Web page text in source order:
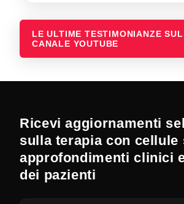
LE ULTIME TESTIMONIANZE
CANALE YOUTUBE
Ricevi aggiornamenti
sulla terapia con cellule
approfondimenti clinici
dei pazienti